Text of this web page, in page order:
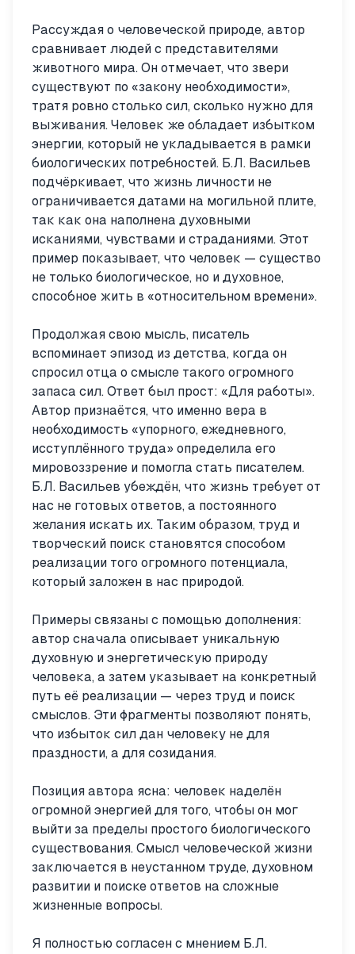
Рассуждая о человеческой природе, автор
сравнивает людей с представителями
животного мира. Он отмечает, что звери
существуют по «закону необходимости»,
тратя ровно столько сил, сколько нужно для
выживания. Человек же обладает избытком
энергии, который не укладывается в рамки
биологических потребностей. Б.Л. Васильев
подчёркивает, что жизнь личности не
ограничивается датами на могильной плите,
так как она наполнена духовными
исканиями, чувствами и страданиями. Этот
пример показывает, что человек — существо
не только биологическое, но и духовное,
способное жить в «относительном времени».
Продолжая свою мысль, писатель
вспоминает эпизод из детства, когда он
спросил отца о смысле такого огромного
запаса сил. Ответ был прост: «Для работы».
Автор признаётся, что именно вера в
необходимость «упорного, ежедневного,
исступлённого труда» определила его
мировоззрение и помогла стать писателем.
Б.Л. Васильев убеждён, что жизнь требует от
нас не готовых ответов, а постоянного
желания искать их. Таким образом, труд и
творческий поиск становятся способом
реализации того огромного потенциала,
который заложен в нас природой.
Примеры связаны с помощью дополнения:
автор сначала описывает уникальную
духовную и энергетическую природу
человека, а затем указывает на конкретный
путь её реализации — через труд и поиск
смыслов. Эти фрагменты позволяют понять,
что избыток сил дан человеку не для
праздности, а для созидания.
Позиция автора ясна: человек наделён
огромной энергией для того, чтобы он мог
выйти за пределы простого биологического
существования. Смысл человеческой жизни
заключается в неустанном труде, духовном
развитии и поиске ответов на сложные
жизненные вопросы.
Я полностью согласен с мнением Б.Л.